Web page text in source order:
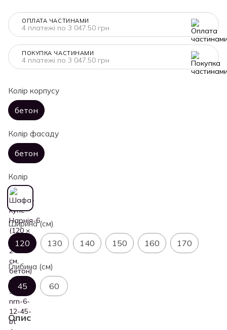
ОПЛАТА ЧАСТИНАМИ
4 платежі по 3 047.50 грн
ПОКУПКА ЧАСТИНАМИ
4 платежі по 3 047.50 грн
Колір корпусу
бетон
Колір фасаду
бетон
Колір
Ширина (см)
120 130 140 150 160 170
Глибина (см)
45 60
Опис